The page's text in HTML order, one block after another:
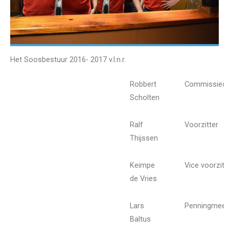
Het Soosbestuur 2016- 2017 v.l.n.r.
Robbert
Scholten
Ralf
Thijssen
Voorzitter
Keimpe
de Vries
Vice
Lars
Baltus